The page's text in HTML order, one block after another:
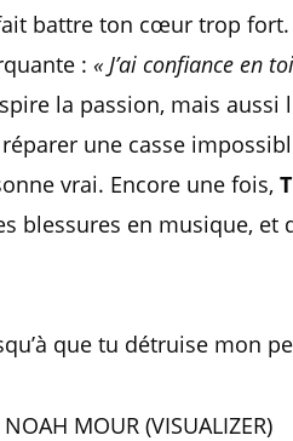
battre ton cœur trop
: « J’ai confiance en
la passion, mais aussi
une casse
vrai. Encore une fois,
blessures en musique, et
que tu détruise mon
MOUR (VISUALIZER)